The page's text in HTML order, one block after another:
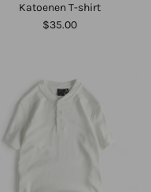
Katoenen T-shirt
$35.00